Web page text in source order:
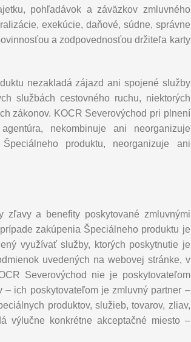
pohľadávok a záväzkov zmluvného
exekúcie, daňové, súdne, správne
a zodpovednosťou držiteľa karty
nezakladá zájazd ani spojené služby
službách cestovného ruchu, niektorých
zákonov. KOCR Severovýchod pri plnení
nekombinuje ani neorganizuje
produktu, neorganizuje ani
a benefity poskytované zmluvnými
zakúpenia Špeciálneho produktu je
využívať služby, ktorých poskytnutie je
uvedených na webovej stránke, v
Severovýchod nie je poskytovateľom
– ich poskytovateľom je zmluvný partner –
produktov, služieb, tovarov, zliav,
výlučne konkrétne akceptačné miesto –